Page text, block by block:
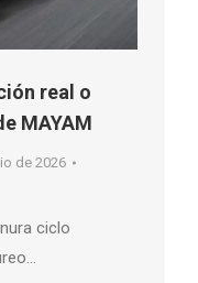
real o
MAYAM
de 2026
ciclo